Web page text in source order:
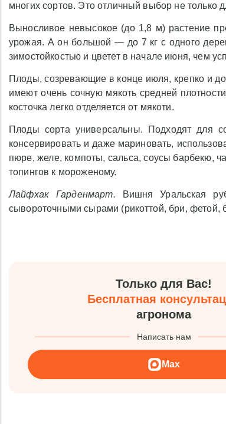
многих сортов. Это отличный выбор не только
Выносливое невысокое (до 1,8 м) растение
урожая. А он большой — до 7 кг с одного
зимостойкостью и цветет в начале июня, чем
Плоды, созревающие в конце июля, крепко и
имеют очень сочную мякоть средней
косточка легко отделяется от мякоти.
Плоды сорта универсальны. Подходят для
консервировать и даже мариновать,
пюре, желе, компоты, сальса, соусы барбекю,
топингов к мороженому.
Лайфхак Гарденмарт. Вишня Уральская
сывороточными сырами (рикоттой, бри, фетой,
Только для Вас!
Бесплатная
агронома
Написать нам
Max